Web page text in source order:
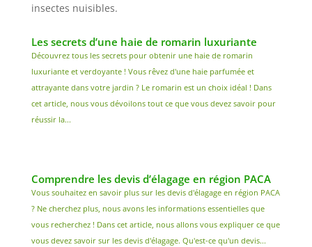
insectes nuisibles.
Les secrets d’une haie de romarin luxuriante
Découvrez tous les secrets pour obtenir une haie de romarin
luxuriante et verdoyante ! Vous rêvez d'une haie parfumée et
attrayante dans votre jardin ? Le romarin est un choix idéal ! Dans
cet article, nous vous dévoilons tout ce que vous devez savoir pour
réussir la...
Comprendre les devis d’élagage en région PACA
Vous souhaitez en savoir plus sur les devis d'élagage en région PACA
? Ne cherchez plus, nous avons les informations essentielles que
vous recherchez ! Dans cet article, nous allons vous expliquer ce que
vous devez savoir sur les devis d'élagage. Qu'est-ce qu'un devis...